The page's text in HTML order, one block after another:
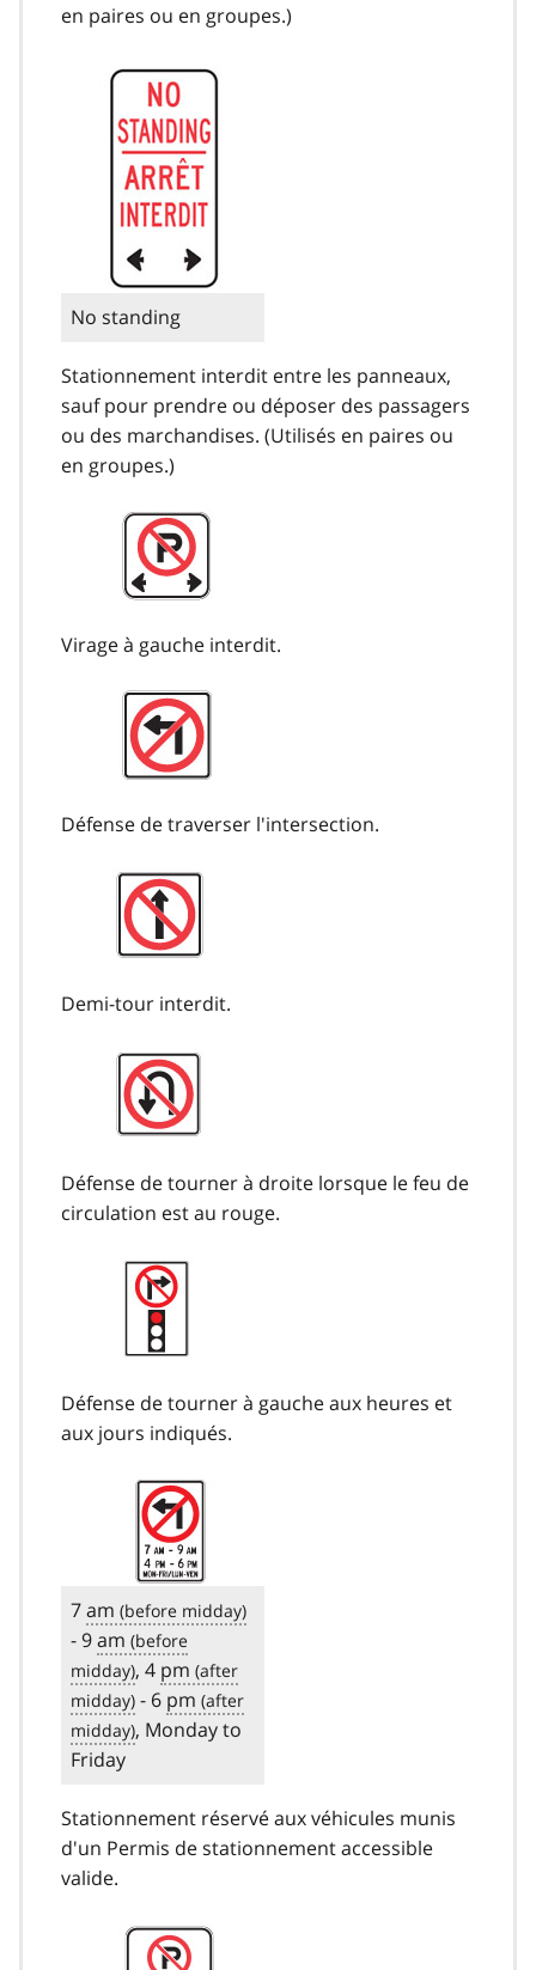
en paires ou en groupes.)
No standing
Stationnement interdit entre les panneaux,
sauf pour prendre ou déposer des passagers
ou des marchandises. (Utilisés en paires ou
en groupes.)
Virage à gauche interdit.
Défense de traverser l'intersection.
Demi-tour interdit.
Défense de tourner à droite lorsque le feu de
circulation est au rouge.
Défense de tourner à gauche aux heures et
aux jours indiqués.
7am
- 9am
, 4 pm
- 6 pm
, Monday to
Friday
Stationnement réservé aux véhicules munis
d'un Permis de stationnement accessible
valide.